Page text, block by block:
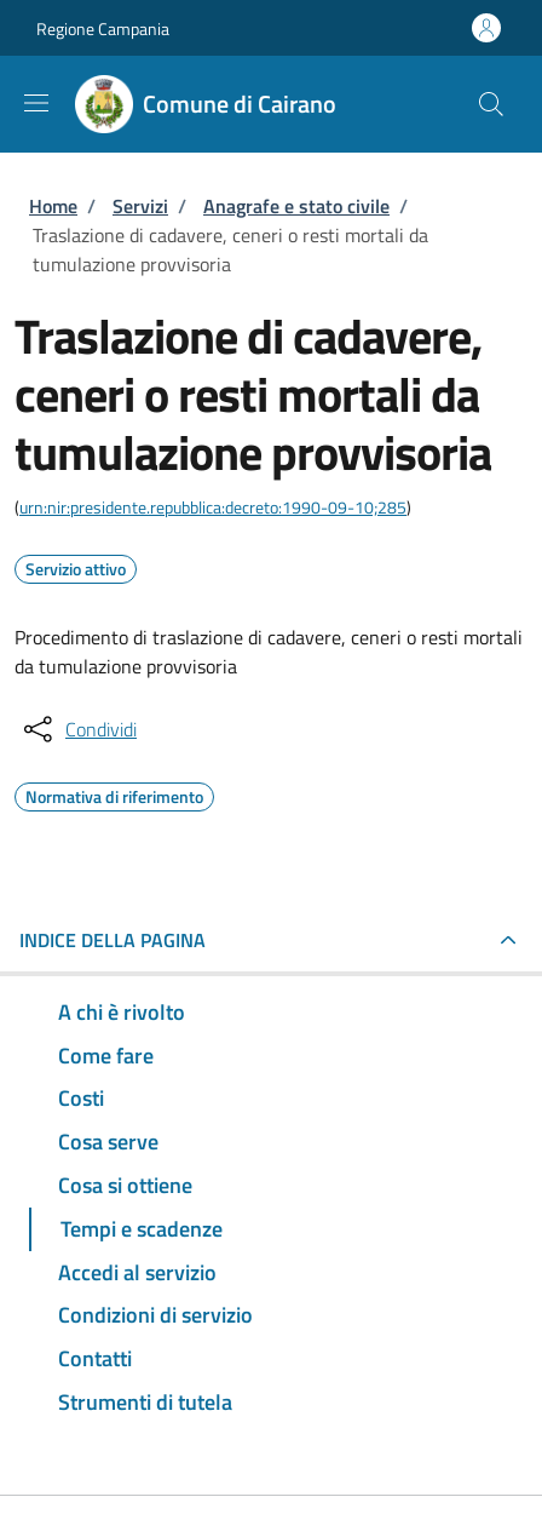
Regione Campania
Comune di Cairano
Briciole di pane
Home / Servizi / Anagrafe e stato civile /
Traslazione di cadavere, ceneri o resti mortali da
tumulazione provvisoria
Traslazione di cadavere,
ceneri o resti mortali da
tumulazione provvisoria
(urn:nir:presidente.repubblica:decreto:1990-09-10;285)
Servizio attivo
Procedimento di traslazione di cadavere, ceneri o resti mortali
da tumulazione provvisoria
Condividi
Normativa di riferimento
INDICE DELLA PAGINA
A chi è rivolto
Come fare
Costi
Cosa serve
Cosa si ottiene
Tempi e scadenze
Accedi al servizio
Condizioni di servizio
Contatti
Strumenti di tutela